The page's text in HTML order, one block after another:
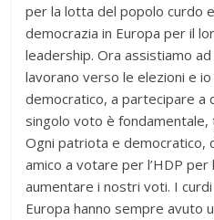
per la lotta del popolo curdo
democrazia in Europa per il
leadership. Ora assistiamo
lavorano verso le elezioni e
democratico, a partecipare a
singolo voto è
Ogni patriota e democratico,
amico a votare per l’HDP
aumentare i nostri voti. I
Europa hanno sempre avuto